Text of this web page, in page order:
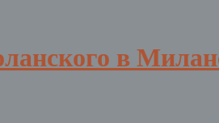
в